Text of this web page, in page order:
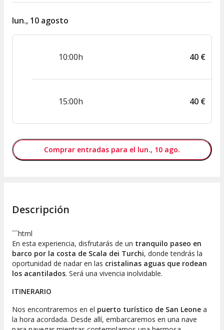
lun., 10 agosto
10:00h 40 €
15:00h 40 €
Comprar entradas para el lun., 10 ago.
Descripción
```html
En esta experiencia, disfrutarás de un tranquilo paseo en
barco por la costa de Scala dei Turchi, donde tendrás la
oportunidad de nadar en las cristalinas aguas que rodean
los acantilados. Será una vivencia inolvidable.
ITINERARIO
Nos encontraremos en el puerto turístico de San Leone a
la hora acordada. Desde allí, embarcaremos en una nave